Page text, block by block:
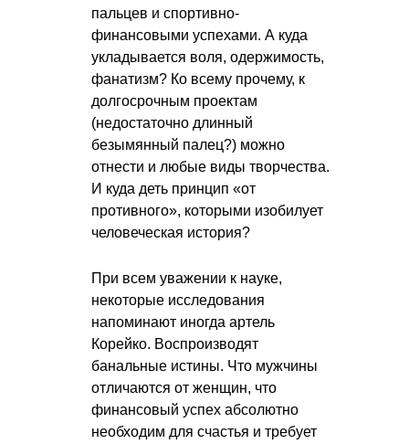
пальцев и спортивно-
финансовыми успехами. А куда
укладывается воля, одержимость,
фанатизм? Ко всему прочему, к
долгосрочным проектам
(недостаточно длинный
безымянный палец?) можно
отнести и любые виды творчества.
И куда деть принцип «от
противного», которыми изобилует
человеческая история?
При всем уважении к науке,
некоторые исследования
напоминают иногда артель
Корейко. Воспроизводят
банальные истины. Что мужчины
отличаются от женщин, что
финансовый успех абсолютно
необходим для счастья и требует